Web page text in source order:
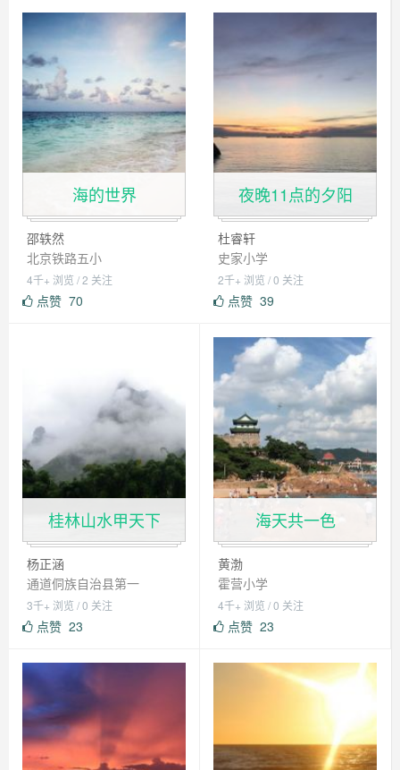
海的世界
邵轶然
北京铁路五小
4千+ 浏览 / 2 关注
点赞 70
夜晚11点的夕阳
杜睿轩
史家小学
2千+ 浏览 / 0 关注
点赞 39
桂林山水甲天下
杨正涵
通道侗族自治县第一
3千+ 浏览 / 0 关注
点赞 23
海天共一色
黄渤
霍营小学
4千+ 浏览 / 0 关注
点赞 23